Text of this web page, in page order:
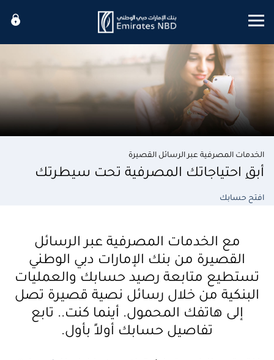
Mobile menu
الخدمات المصرفية عبر الرسائل القصيرة
أبقِ احتياجاتك المصرفية تحت سيطرتك
افتح حسابك
مع الخدمات المصرفية عبر الرسائل
القصيرة من بنك الإمارات دبي الوطني
تستطيع متابعة رصيد حسابك والعمليات
البنكية من خلال رسائل نصية قصيرة تصل
إلى هاتفك المحمول. أينما كنت.. تابع
تفاصيل حسابك أولاً بأول.